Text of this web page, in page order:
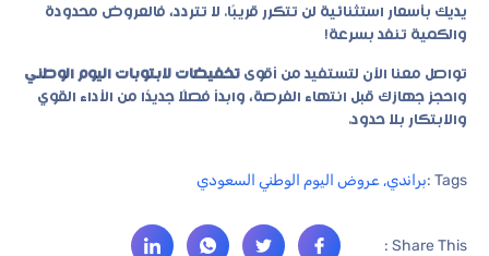
يديك بأسعار استثنائية لن تتكرر قريبًا. لا تتردد، فالعروض محدودة
والكمية تنفد بسرعة!
تواصل معنا الآن لتستفيد من أقوى تخفيضات لابتوبات اليوم الوطني
واحجز جهازك قبل انتهاء الفرصة، وابدأ فصلًا جديدًا من الأداء القوي
والابتكار بلا حدود.
Tags : براندي, عروض اليوم الوطني السعودي
Share This :